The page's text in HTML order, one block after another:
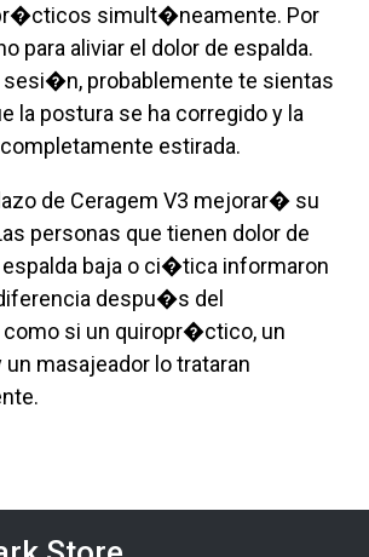
simult�neamente. Por
para aliviar el dolor de espalda.
probablemente te sientas
la postura se ha corregido y la
estirada.
de Ceragem V3 mejorar� su
personas que tienen dolor de
espalda baja o ci�tica informaron
despu�s del
como si un quiropr�ctico, un
masajeador lo trataran